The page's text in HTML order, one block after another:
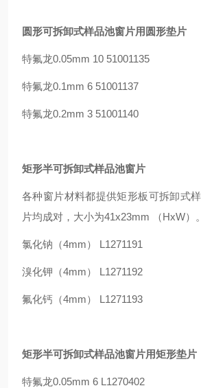
圆形可拆卸式样品池窗片用圆形垫片
特氟龙0.05mm 10 51001135
特氟龙0.1mm 6 51001137
特氟龙0.2mm 3 51001140
矩形半可拆卸式样品池窗片
各种窗片材料都提供矩形板可拆卸式
片均成对，大小为41x23mm （HxW）。
氯化钠（4mm） L1271191
溴化钾（4mm） L1271192
氟化钙（4mm） L1271193
矩形半可拆卸式样品池窗片用矩形垫片
特氟龙0.05mm 6 L1270402